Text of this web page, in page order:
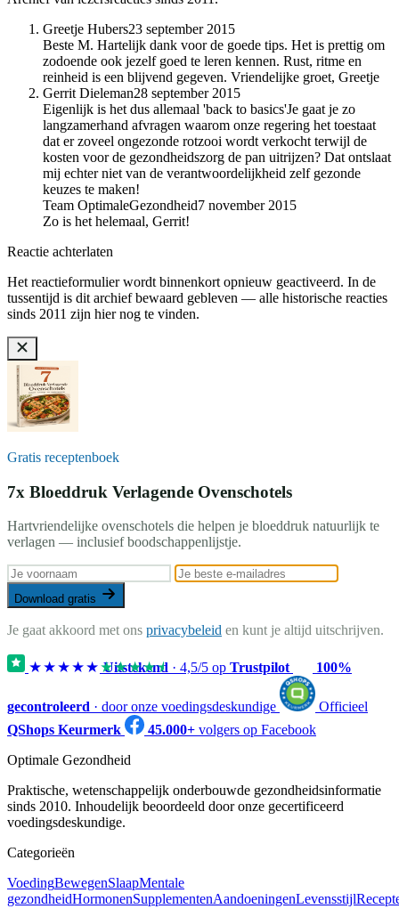
Greetje Hubers23 september 2015
Beste M. Hartelijk dank voor de goede tips. Het is prettig om
zodoende ook jezelf goed te leren kennen. Rust, ritme en
reinheid is een blijvend gegeven. Vriendelijke groet, Greetje
Gerrit Dieleman28 september 2015
Eigenlijk is het dus allemaal 'back to basics'Je gaat je zo
langzamerhand afvragen waarom onze regering het toestaat
dat er zoveel ongezonde rotzooi wordt verkocht terwijl de
kosten voor de gezondheidszorg de pan uitrijzen? Dat ontslaat
mij echter niet van de verantwoordelijkheid zelf gezonde
keuzes te maken!
Team OptimaleGezondheid7 november 2015
Zo is het helemaal, Gerrit!
Reactie achterlaten
Het reactieformulier wordt binnenkort opnieuw geactiveerd. In de
tussentijd is dit archief bewaard gebleven — alle historische reacties
sinds 2011 zijn hier nog te vinden.
Gratis receptenboek
7x Bloeddruk Verlagende Ovenschotels
Hartvriendelijke ovenschotels die helpen je bloeddruk natuurlijk te
verlagen — inclusief boodschappenlijstje.
Download gratis
Je gaat akkoord met ons privacybeleid en kunt je altijd uitschrijven.
★★★★★★★★★★
Uitstekend · 4,5/5 op Trustpilot 100%
gecontroleerd · door onze voedingsdeskundige
Officieel
QShops Keurmerk
45.000+ volgers op Facebook
Optimale Gezondheid
Praktische, wetenschappelijk onderbouwde gezondheidsinformatie
sinds 2010. Inhoudelijk beoordeeld door onze gecertificeerd
voedingsdeskundige.
Categorieën
VoedingBewegenSlaapMentale
gezondheidHormonenSupplementenAandoeningenLevensstijl